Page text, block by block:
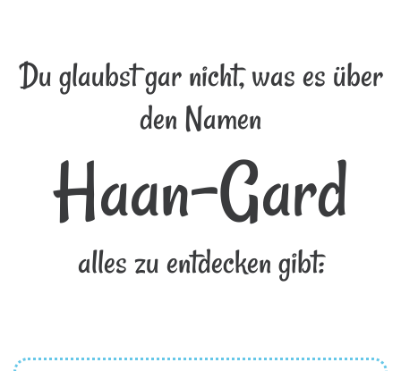
Du glaubst gar nicht, was es über
den Namen
Haan-Gard
alles zu entdecken gibt: